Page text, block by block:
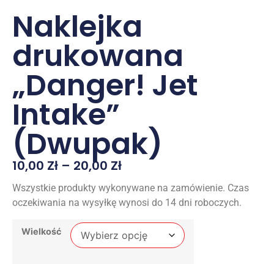
Naklejka
drukowana
„Danger! Jet
Intake”
(Dwupak)
10,00 Zł – 20,00 Zł
Wszystkie produkty wykonywane na zamówienie. Czas
oczekiwania na wysyłkę wynosi do 14 dni roboczych.
Wielkość